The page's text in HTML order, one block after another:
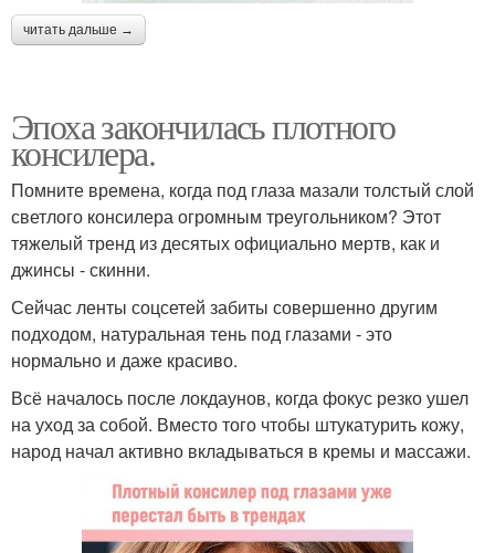
читать дальше →
Эпоха закончилась плотного
консилера.
Помните времена, когда под глаза мазали толстый слой
светлого консилера огромным треугольником? Этот
тяжелый тренд из десятых официально мертв, как и
джинсы - скинни.
Сейчас ленты соцсетей забиты совершенно другим
подходом, натуральная тень под глазами - это
нормально и даже красиво.
Всё началось после локдаунов, когда фокус резко ушел
на уход за собой. Вместо того чтобы штукатурить кожу,
народ начал активно вкладываться в кремы и массажи.